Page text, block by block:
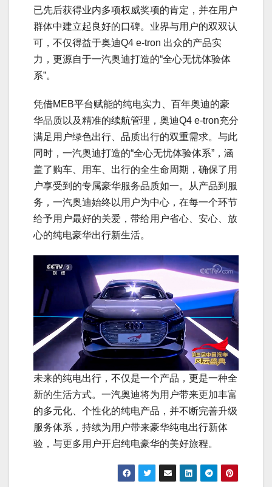
已先后获得业内多项权威奖项的肯定，并在用户
群体中建立起良好的口碑。业界与用户的双双认
可，不仅得益于奥迪Q4 e-tron 出众的产品实
力，更源自于一汽奥迪打造的“全心无忧体验体
系”。
凭借MEB平台赋能的纯电实力、百年奥迪的豪
华品质以及精准的续航管理，奥迪Q4 e-tron充分
满足用户绿色出行、品质出行的双重需求。与此
同时，一汽奥迪打造的“全心无忧体验体系”，涵
盖了购车、用车、出行的全生命周期，确保了用
户享受到的专属豪华服务品质如一。从产品到服
务，一汽奥迪始终以用户为中心，在每一个环节
给予用户最好的关爱，带给用户省心、安心、放
心的纯电豪华出行新生活。
未来的纯电出行，不仅是一个产品，更是一种全
新的生活方式。一汽奥迪将为用户带来更加丰富
的多元化、个性化的纯电产品，并不断完善升级
服务体系，持续为用户带来豪华纯电出行新体
验，与更多用户开启纯电豪华的美好旅程。